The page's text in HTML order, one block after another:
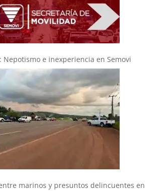
Nepotismo e inexperiencia en Semovi
marinos y presuntos delincuentes en